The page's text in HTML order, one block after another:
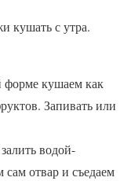
кушать с утра.
форме кушаем как
Запивать или
водой-
отвар и съедаем